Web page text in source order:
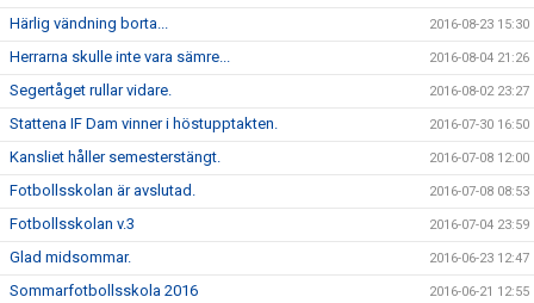
Härlig vändning borta... 2016-08-23 15:30
Herrarna skulle inte vara sämre... 2016-08-04 21:26
Segertåget rullar vidare. 2016-08-02 23:27
Stattena IF Dam vinner i höstupptakten. 2016-07-30 16:50
Kansliet håller semesterstängt. 2016-07-08 12:00
Fotbollsskolan är avslutad. 2016-07-08 08:53
Fotbollsskolan v.3 2016-07-04 23:59
Glad midsommar. 2016-06-23 12:47
Sommarfotbollsskola 2016 2016-06-21 12:55